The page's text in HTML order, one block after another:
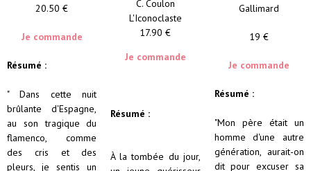
20.50 €
Je commande
Résumé :
" Dans cette nuit
brûlante d'Espagne,
au son tragique du
flamenco, comme
des cris et des
pleurs, je sentis un
C. Coulon
L'Iconoclaste
17.90 €
Je commande
Résumé :
À la tombée du jour,
Gallimard
19 €
Je commande
Résumé :
"Mon père était un
homme d'une autre
génération, aurait-on
dit pour excuser sa